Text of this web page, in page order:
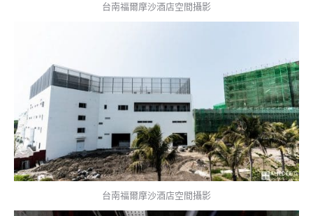
台南福爾摩沙酒店空間攝影
台南福爾摩沙酒店空間攝影